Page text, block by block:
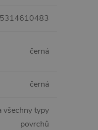
černá
černá
typy
povrchů